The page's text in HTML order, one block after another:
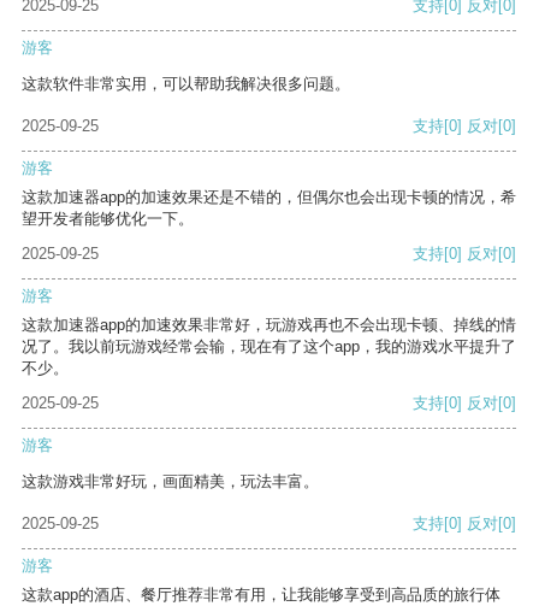
2025-09-25 支持[0] 反对[0]
游客
这款软件非常实用，可以帮助我解决很多问题。
2025-09-25 支持[0] 反对[0]
游客
这款加速器app的加速效果还是不错的，但偶尔也会出现卡顿的情况，希
望开发者能够优化一下。
2025-09-25
支持[0] 反对[0]
游客
这款加速器app的加速效果非常好，玩游戏再也不会出现卡顿、掉线的情
况了。我以前玩游戏经常会输，现在有了这个app，我的游戏水平提升了
不少。
2025-09-25
支持[0] 反对[0]
游客
这款游戏非常好玩，画面精美，玩法丰富。
2025-09-25 支持[0] 反对[0]
游客
这款app的酒店、餐厅推荐非常有用，让我能够享受到高品质的旅行体